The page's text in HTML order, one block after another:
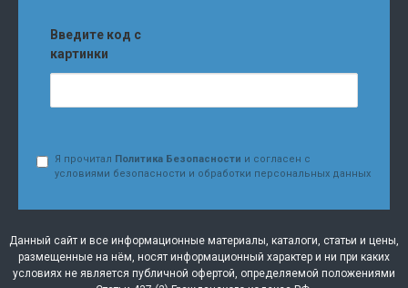
Введите код с
картинки
Я прочитал Политика Безопасности и согласен с
условиями безопасности и обработки персональных данных
Данный сайт и все информационные материалы, каталоги, статьи и цены,
размещенные на нём, носят информационный характер и ни при каких
условиях не является публичной офертой, определяемой положениями